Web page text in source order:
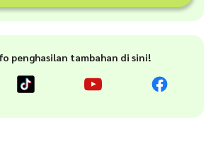
penghasilan tambahan di sini!